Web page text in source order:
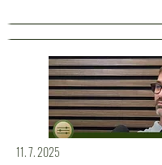
11. 7. 2025